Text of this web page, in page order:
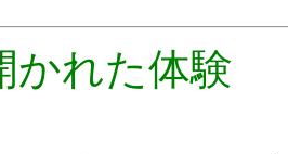
かれた体験